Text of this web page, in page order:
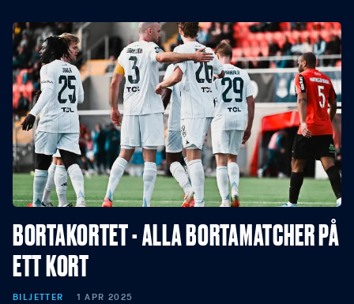
BORTAKORTET - ALLA BORTAMATCHER PÅ
ETT KORT
BILJETTER 1 APR 2025